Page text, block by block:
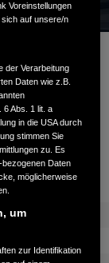
leasen
€
Voreinstellungen
auf unsere/n
der Verarbeitung
Daten wie z.B.
6 Abs. 1 lit. a
in die USA durch
stimmen Sie
zu. Es
Daten
möglicherweise
um
zur Identifikation